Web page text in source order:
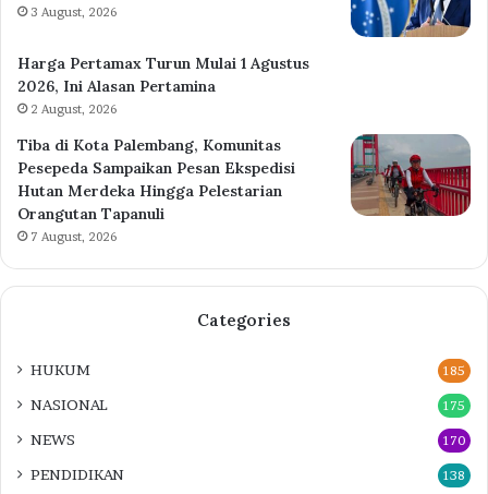
3 August, 2026
Harga Pertamax Turun Mulai 1 Agustus
2026, Ini Alasan Pertamina
2 August, 2026
Tiba di Kota Palembang, Komunitas
Pesepeda Sampaikan Pesan Ekspedisi
Hutan Merdeka Hingga Pelestarian
Orangutan Tapanuli
7 August, 2026
Categories
HUKUM 185
NASIONAL 175
NEWS 170
PENDIDIKAN 138